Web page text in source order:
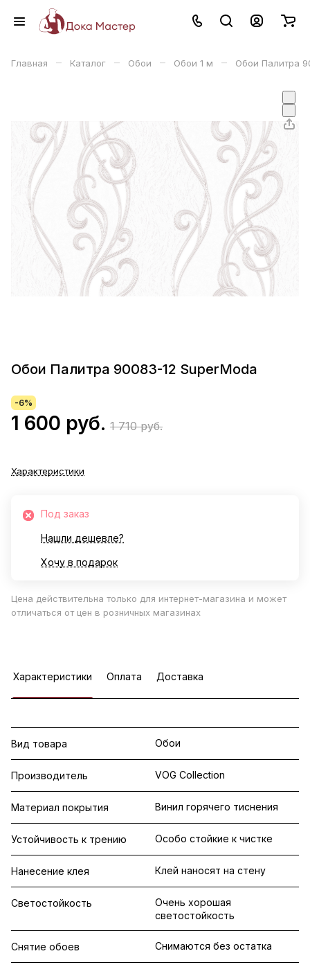
Главная – Каталог – Обои – Обои 1 м – Обои Палитра
Обои Палитра 90083-12 SuperModa
-6%
1 600 руб. 1 710 руб.
Характеристики
Под заказ
Нашли дешевле?
Хочу в подарок
Цена действительна только для интернет-магазина и может
отличаться от цен в розничных магазинах
Характеристики Оплата Доставка
Вид товара Обои
Производитель VOG Collection
Материал покрытия Винил горячего тиснения
Устойчивость к трению Особо стойкие к чистке
Нанесение клея Клей наносят на стену
Светостойкость
Очень хорошая
светостойкость
Снятие обоев Снимаются без остатка